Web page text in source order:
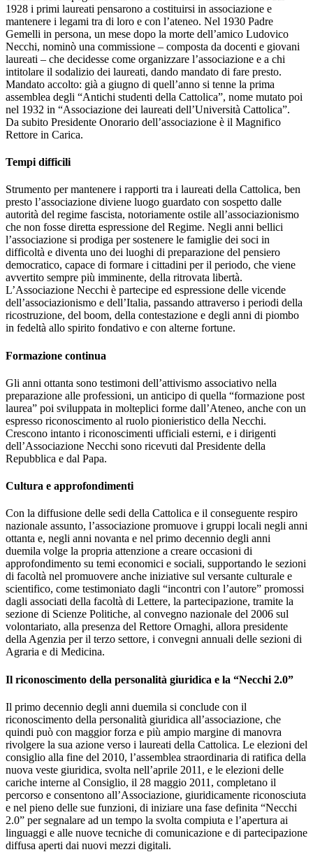
1928 i primi laureati pensarono a costituirsi in associazione e
mantenere i legami tra di loro e con l’ateneo. Nel 1930 Padre
Gemelli in persona, un mese dopo la morte dell’amico Ludovico
Necchi, nominò una commissione – composta da docenti e giovani
laureati – che decidesse come organizzare l’associazione e a chi
intitolare il sodalizio dei laureati, dando mandato di fare presto.
Mandato accolto: già a giugno di quell’anno si tenne la prima
assemblea degli “Antichi studenti della Cattolica”, nome mutato poi
nel 1932 in “Associazione dei laureati dell’Università Cattolica”.
Da subito Presidente Onorario dell’associazione è il Magnifico
Rettore in Carica.
Tempi difficili
Strumento per mantenere i rapporti tra i laureati della Cattolica, ben
presto l’associazione diviene luogo guardato con sospetto dalle
autorità del regime fascista, notoriamente ostile all’associazionismo
che non fosse diretta espressione del Regime. Negli anni bellici
l’associazione si prodiga per sostenere le famiglie dei soci in
difficoltà e diventa uno dei luoghi di preparazione del pensiero
democratico, capace di formare i cittadini per il periodo, che viene
avvertito sempre più imminente, della ritrovata libertà.
L’Associazione Necchi è partecipe ed espressione delle vicende
dell’associazionismo e dell’Italia, passando attraverso i periodi della
ricostruzione, del boom, della contestazione e degli anni di piombo
in fedeltà allo spirito fondativo e con alterne fortune.
Formazione continua
Gli anni ottanta sono testimoni dell’attivismo associativo nella
preparazione alle professioni, un anticipo di quella “formazione post
laurea” poi sviluppata in molteplici forme dall’Ateneo, anche con un
espresso riconoscimento al ruolo pionieristico della Necchi.
Crescono intanto i riconoscimenti ufficiali esterni, e i dirigenti
dell’Associazione Necchi sono ricevuti dal Presidente della
Repubblica e dal Papa.
Cultura e approfondimenti
Con la diffusione delle sedi della Cattolica e il conseguente respiro
nazionale assunto, l’associazione promuove i gruppi locali negli anni
ottanta e, negli anni novanta e nel primo decennio degli anni
duemila volge la propria attenzione a creare occasioni di
approfondimento su temi economici e sociali, supportando le sezioni
di facoltà nel promuovere anche iniziative sul versante culturale e
scientifico, come testimoniato dagli “incontri con l’autore” promossi
dagli associati della facoltà di Lettere, la partecipazione, tramite la
sezione di Scienze Politiche, al convegno nazionale del 2006 sul
volontariato, alla presenza del Rettore Ornaghi, allora presidente
della Agenzia per il terzo settore, i convegni annuali delle sezioni di
Agraria e di Medicina.
Il riconoscimento della personalità giuridica e la “Necchi 2.0”
Il primo decennio degli anni duemila si conclude con il
riconoscimento della personalità giuridica all’associazione, che
quindi può con maggior forza e più ampio margine di manovra
rivolgere la sua azione verso i laureati della Cattolica. Le elezioni del
consiglio alla fine del 2010, l’assemblea straordinaria di ratifica della
nuova veste giuridica, svolta nell’aprile 2011, e le elezioni delle
cariche interne al Consiglio, il 28 maggio 2011, completano il
percorso e consentono all’Associazione, giuridicamente riconosciuta
e nel pieno delle sue funzioni, di iniziare una fase definita “Necchi
2.0” per segnalare ad un tempo la svolta compiuta e l’apertura ai
linguaggi e alle nuove tecniche di comunicazione e di partecipazione
diffusa aperti dai nuovi mezzi digitali.